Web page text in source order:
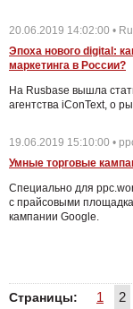
20.06.2019 14:02:00 •
Эпоха нового digital:
маркетинга в России?
На Rusbase вышла
агентства iConText, о
19.06.2019 15:10:00 •
Умные торговые
Специально для
с прайсовыми
кампании Google.
Страницы: 1 2